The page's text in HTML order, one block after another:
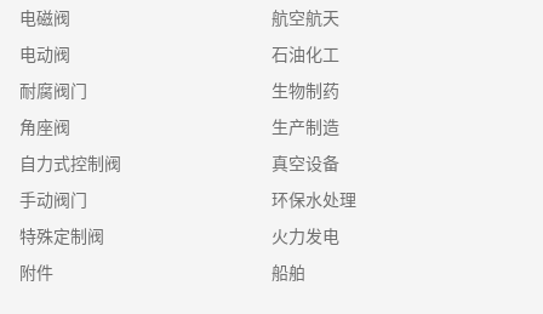
电磁阀
电动阀
耐腐阀门
角座阀
自力式控制阀
手动阀门
特殊定制阀
附件
航空航天
石油化工
生物制药
生产制造
真空设备
环保水处理
火力发电
船舶